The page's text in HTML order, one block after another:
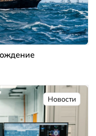
Новости